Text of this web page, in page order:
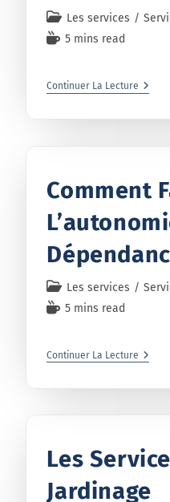
Les services /
5 mins read
Continuer La Lecture
Comment
Les services /
5 mins read
Continuer La Lecture
Les
Jardinage